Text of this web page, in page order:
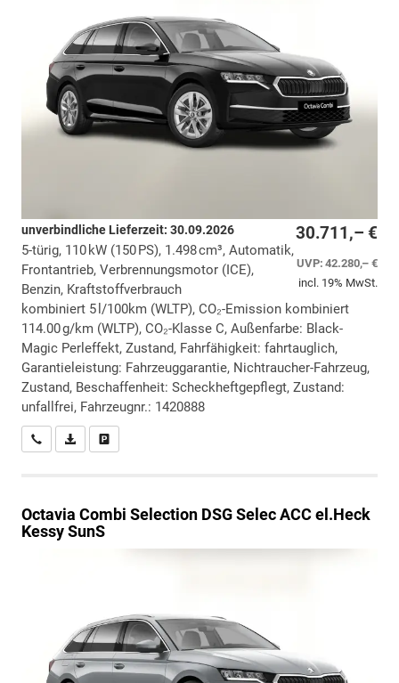
30.711,– €
UVP:42.280,– €
incl. 19% MwSt.
unverbindliche Lieferzeit: 30.09.2026
5-türig, 110 kW (150 PS), 1.498 cm³, Automatik,
Frontantrieb, Verbrennungsmotor (ICE),
Benzin, Kraftstoffverbrauch
kombiniert 5 l/100km (WLTP), CO₂-Emission kombiniert
114.00 g/km (WLTP), CO₂-Klasse C, Außenfarbe: Black-
Magic Perleffekt, Zustand, Fahrfähigkeit: fahrtauglich,
Garantieleistung: Fahrzeuggarantie, Nichtraucher-Fahrzeug,
Zustand, Beschaffenheit: Scheckheftgepflegt, Zustand:
unfallfrei, Fahrzeugnr.: 1420888
Wir rufen Sie anPDF-Datei, Fahrzeugexposé drucken
Octavia Combi Selection DSG Selec ACC el.Heck
Kessy SunS